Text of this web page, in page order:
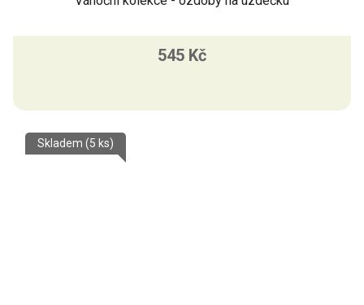
545 Kč
Skladem (5 ks)